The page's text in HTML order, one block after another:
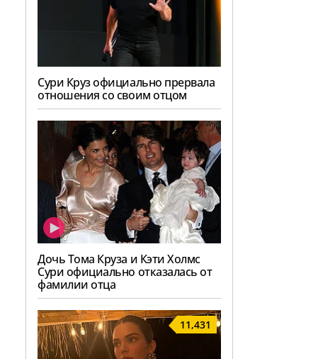
Сури Круз официально прервала
отношения со своим отцом
Дочь Тома Круза и Кэти Холмс
Сури официально отказалась от
фамилии отца
11,431